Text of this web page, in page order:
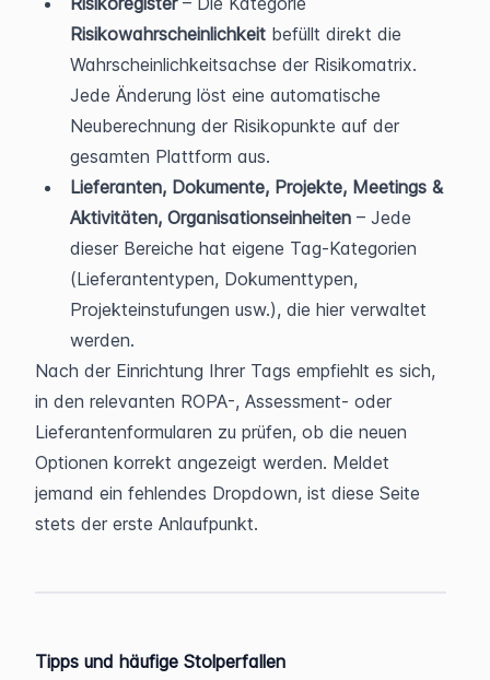
Risikowahrscheinlichkeit befüllt direkt die
Wahrscheinlichkeitsachse der Risikomatrix.
Jede Änderung löst eine automatische
Neuberechnung der Risikopunkte auf der
gesamten Plattform aus.
Lieferanten, Dokumente, Projekte, Meetings &
Aktivitäten, Organisationseinheiten – Jede
dieser Bereiche hat eigene Tag-Kategorien
(Lieferantentypen, Dokumenttypen,
Projekteinstufungen usw.), die hier verwaltet
werden.
Nach der Einrichtung Ihrer Tags empfiehlt es sich,
in den relevanten ROPA-, Assessment- oder
Lieferantenformularen zu prüfen, ob die neuen
Optionen korrekt angezeigt werden. Meldet
jemand ein fehlendes Dropdown, ist diese Seite
stets der erste Anlaufpunkt.
Tipps und häufige Stolperfallen